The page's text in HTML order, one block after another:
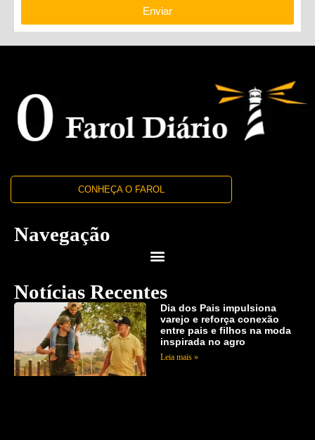
Enviar
CONHEÇA O FAROL
Navegação
Notícias Recentes
Dia dos Pais impulsiona
varejo e reforça conexão
entre pais e filhos na moda
inspirada no agro
Leia mais »